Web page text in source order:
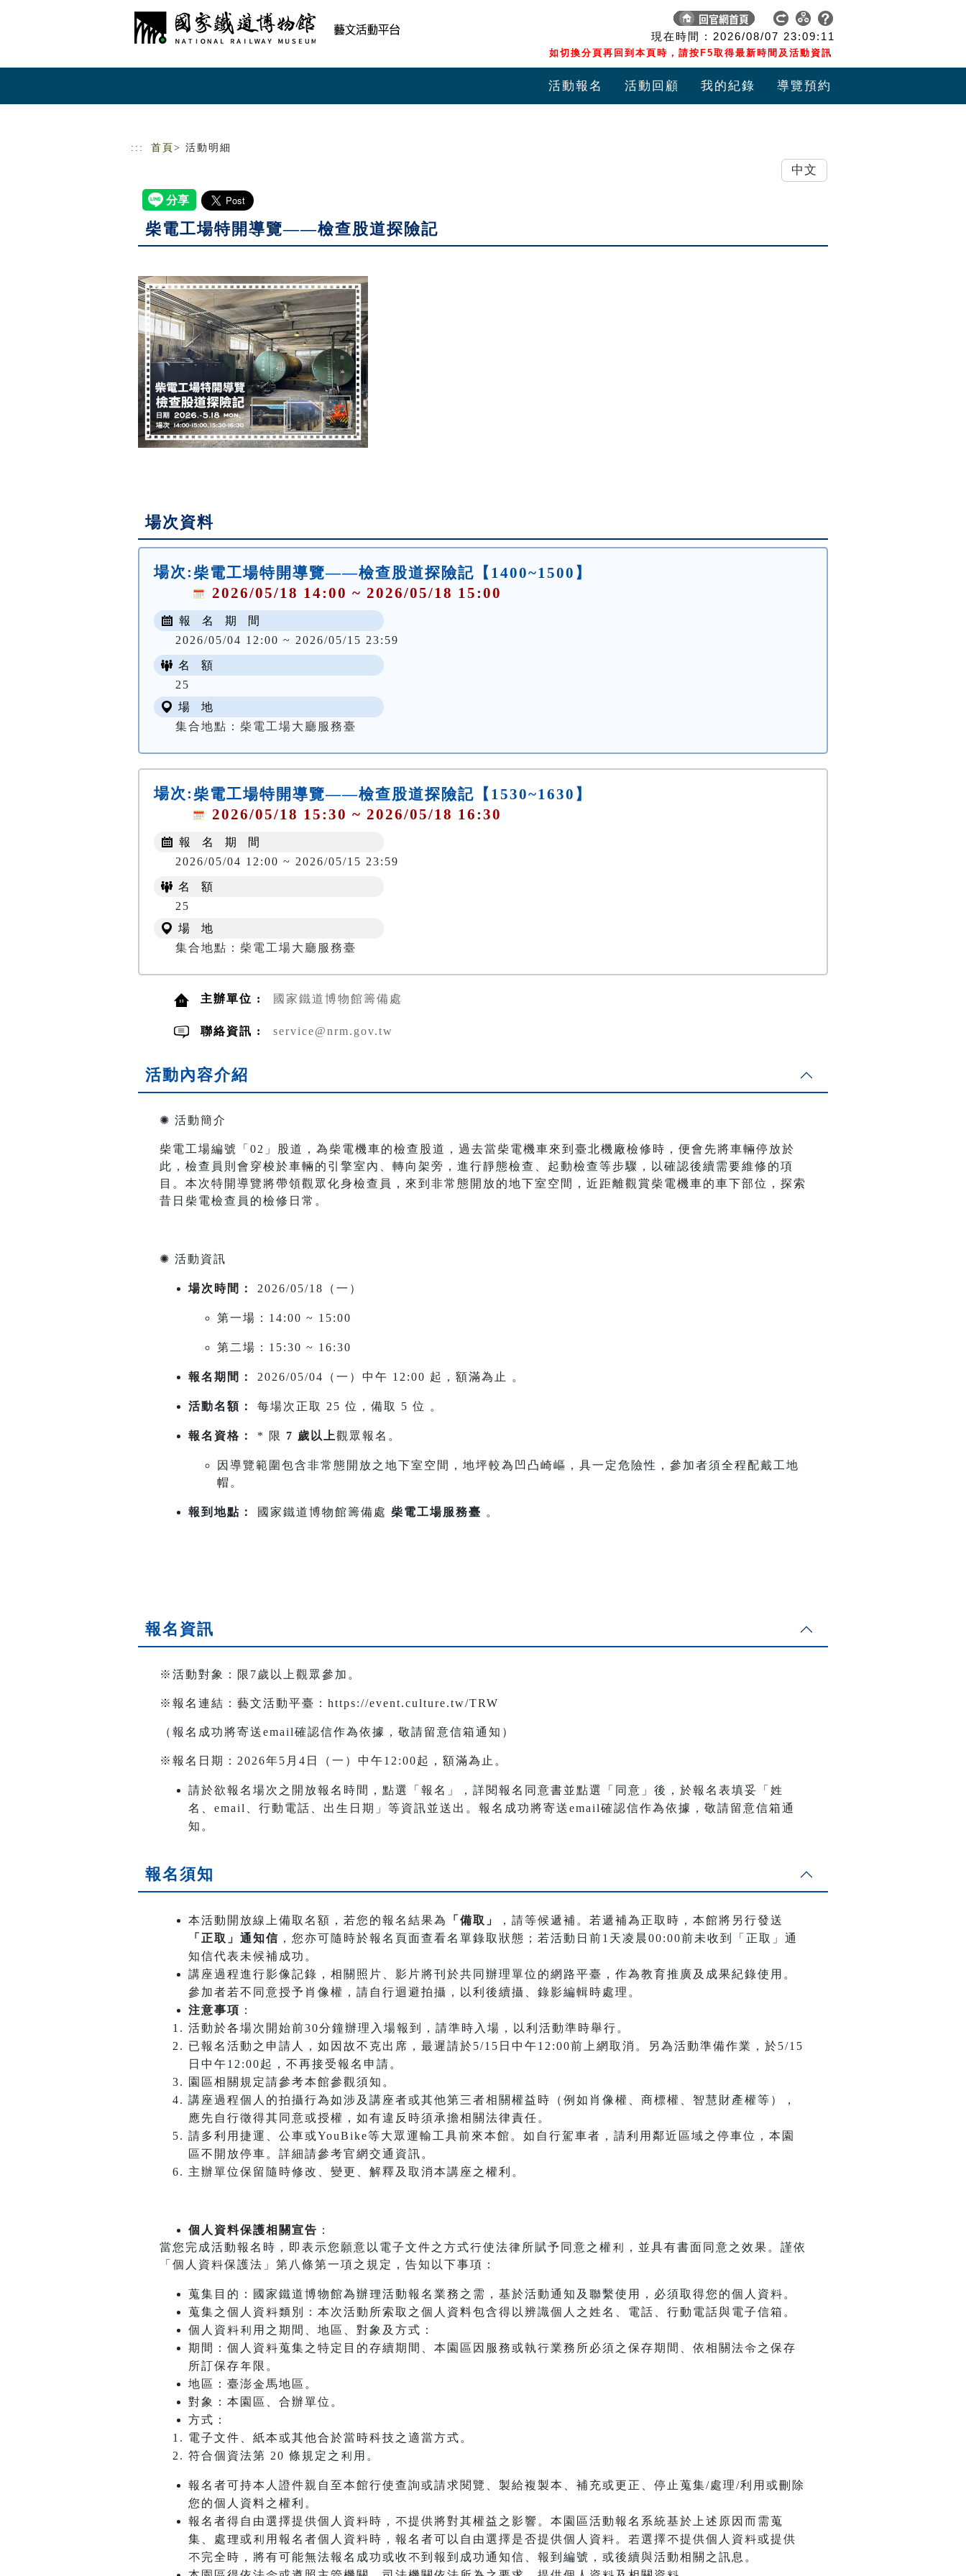
現在時間 : 2026/08/07 23:09:12
如切換分頁再回到本頁時，請按F5取得最新時間及活動資訊
活動報名 活動回顧 我的紀錄 導覽預約
::: 首頁 > 活動明細
柴電工場特開導覽——檢查股道探險記
場次資料
場次: 柴電工場特開導覽——檢查股道探險記【1400~1500】
2026/05/18 14:00 ~ 2026/05/18 15:00
報 名 期 間
2026/05/04 12:00 ~ 2026/05/15 23:59
名 額
25
場 地
集合地點：柴電工場大廳服務臺
場次: 柴電工場特開導覽——檢查股道探險記【1530~1630】
2026/05/18 15:30 ~ 2026/05/18 16:30
報 名 期 間
2026/05/04 12:00 ~ 2026/05/15 23:59
名 額
25
場 地
集合地點：柴電工場大廳服務臺
主辦單位 : 國家鐵道博物館籌備處
聯絡資訊 : service@nrm.gov.tw
活動內容介紹
✺ 活動簡介
柴電工場編號「02」股道，為柴電機車的檢查股道，過去當柴電機車來到臺北機廠檢修時，便會先將車輛停放於
此，檢查員則會穿梭於車輛的引擎室內、轉向架旁，進行靜態檢查、起動檢查等步驟，以確認後續需要維修的項
目。本次特開導覽將帶領觀眾化身檢查員，來到非常態開放的地下室空間，近距離觀賞柴電機車的車下部位，探索
昔日柴電檢查員的檢修日常。
✺ 活動資訊
場次時間： 2026/05/18（一）
第一場：14:00 ~ 15:00
第二場：15:30 ~ 16:30
報名期間： 2026/05/04（一）中午 12:00 起，額滿為止 。
活動名額： 每場次正取 25 位，備取 5 位 。
報名資格： * 限 7 歲以上觀眾報名。
因導覽範圍包含非常態開放之地下室空間，地坪較為凹凸崎嶇，具一定危險性，參加者須全程配戴工地
帽。
報到地點： 國家鐵道博物館籌備處 柴電工場服務臺 。
報名資訊
※活動對象：限7歲以上觀眾參加。
※報名連結：藝文活動平臺：https://event.culture.tw/TRW
（報名成功將寄送email確認信作為依據，敬請留意信箱通知）
※報名日期：2026年5月4日（一）中午12:00起，額滿為止。
請於欲報名場次之開放報名時間，點選「報名」，詳閱報名同意書並點選「同意」後，於報名表填妥「姓
名、email、行動電話、出生日期」等資訊並送出。報名成功將寄送email確認信作為依據，敬請留意信箱通
知。
報名須知
本活動開放線上備取名額，若您的報名結果為 「備取」
，請等候遞補。若遞補為正取時，本館將另行發送
「正取」通知信 ，您亦可隨時於報名頁面查看名單錄取狀態；若活動日前1天凌晨00:00前未收到「正取」通
知信代表未候補成功。
講座過程進行影像記錄，相關照片、影片將刊於共同辦理單位的網路平臺，作為教育推廣及成果紀錄使用。
參加者若不同意授予肖像權，請自行迴避拍攝，以利後續攝、錄影編輯時處理。
注意事項 ：
活動於各場次開始前30分鐘辦理入場報到，請準時入場，以利活動準時舉行。
已報名活動之申請人，如因故不克出席，最遲請於5/15日中午12:00前上網取消。另為活動準備作業，於5/15
日中午12:00起，不再接受報名申請。
園區相關規定請參考本館參觀須知。
講座過程個人的拍攝行為如涉及講座者或其他第三者相關權益時（例如肖像權、商標權、智慧財產權等），
應先自行徵得其同意或授權，如有違反時須承擔相關法律責任。
請多利用捷運、公車或YouBike等大眾運輸工具前來本館。如自行駕車者，請利用鄰近區域之停車位，本園
區不開放停車。詳細請參考官網交通資訊。
主辦單位保留隨時修改、變更、解釋及取消本講座之權利。
個人資料保護相關宣告 ：
當您完成活動報名時，即表示您願意以電子文件之方式行使法律所賦予同意之權利，並具有書面同意之效果。謹依
「個人資料保護法」第八條第一項之規定，告知以下事項：
蒐集目的：國家鐵道博物館為辦理活動報名業務之需，基於活動通知及聯繫使用，必須取得您的個人資料。
蒐集之個人資料類別：本次活動所索取之個人資料包含得以辨識個人之姓名、電話、行動電話與電子信箱。
個人資料利用之期間、地區、對象及方式：
期間：個人資料蒐集之特定目的存續期間、本園區因服務或執行業務所必須之保存期間、依相關法令之保存
所訂保存年限。
地區：臺澎金馬地區。
對象：本園區、合辦單位。
方式：
電子文件、紙本或其他合於當時科技之適當方式。
符合個資法第 20 條規定之利用。
報名者可持本人證件親自至本館行使查詢或請求閱覽、製給複製本、補充或更正、停止蒐集/處理/利用或刪除
您的個人資料之權利。
報名者得自由選擇提供個人資料時，不提供將對其權益之影響。本園區活動報名系統基於上述原因而需蒐
集、處理或利用報名者個人資料時，報名者可以自由選擇是否提供個人資料。若選擇不提供個人資料或提供
不完全時，將有可能無法報名成功或收不到報到成功通知信、報到編號，或後續與活動相關之訊息。